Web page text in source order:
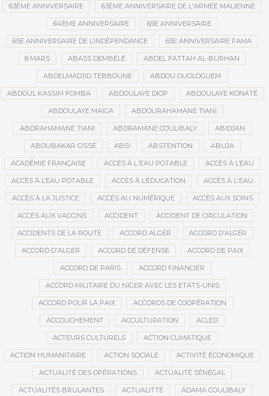
63ÈME ANNIVERSAIRE 63ÈME ANNIVERSAIRE DE L'ARMÉE MALIENNE
64ÈME ANNIVERSAIRE 65E ANNIVERSAIRE
65E ANNIVERSAIRE DE L’INDÉPENDANCE 65E ANNIVERSAIRE FAMA
8 MARS ABASS DEMBÉLÉ ABDEL FATTAH AL-BURHAN
ABDELMADJID TEBBOUNE ABDOU OUOLOGUEM
ABDOUL KASSIM FOMBA ABDOULAYE DIOP ABDOULAYE KONATÉ
ABDOULAYE MAÏGA ABDOURAHAMANE TIANI
ABDRAHAMANE TIANI ABDRAMANE COULIBALY ABIDJAN
ABOUBAKAR CISSÉ ABSI ABSTENTION ABUJA
ACADÉMIE FRANÇAISE ACCÈS À L'EAU POTABLE ACCÈS À L’EAU
ACCÈS À L’EAU POTABLE ACCÈS À L’ÉDUCATION ACCÈS À L'EAU
ACCÈS À LA JUSTICE ACCÈS AU NUMÉRIQUE ACCÈS AUX SOINS
ACCÈS AUX VACCINS ACCIDENT ACCIDENT DE CIRCULATION
ACCIDENTS DE LA ROUTE ACCORD ALGER ACCORD D’ALGER
ACCORD D'ALGER ACCORD DE DÉFENSE ACCORD DE PAIX
ACCORD DE PARIS ACCORD FINANCIER
ACCORD MILITAIRE DU NIGER AVEC LES ETATS-UNIS
ACCORD POUR LA PAIX ACCORDS DE COOPÉRATION
ACCOUCHEMENT ACCULTURATION ACLED
ACTEURS CULTURELS ACTION CLIMATIQUE
ACTION HUMANITAIRE ACTION SOCIALE ACTIVITÉ ÉCONOMIQUE
ACTUALITÉ DES OPÉRATIONS ACTUALITÉ SÉNÉGAL
ACTUALITÉS BRULANTES ACTUALITTÉ ADAMA COULIBALY